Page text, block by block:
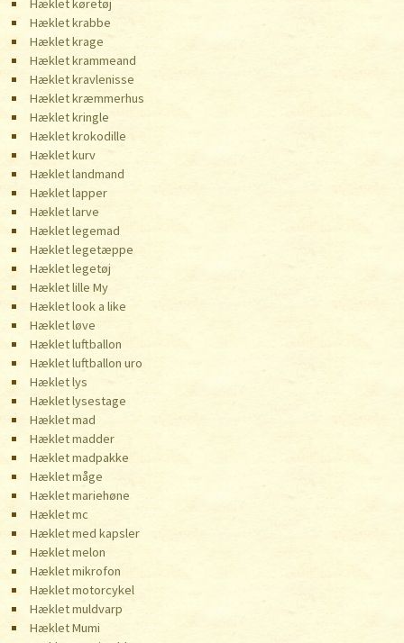
Hæklet køretøj
Hæklet krabbe
Hæklet krage
Hæklet krammeand
Hæklet kravlenisse
Hæklet kræmmerhus
Hæklet kringle
Hæklet krokodille
Hæklet kurv
Hæklet landmand
Hæklet lapper
Hæklet larve
Hæklet legemad
Hæklet legetæppe
Hæklet legetøj
Hæklet lille My
Hæklet look a like
Hæklet løve
Hæklet luftballon
Hæklet luftballon uro
Hæklet lys
Hæklet lysestage
Hæklet mad
Hæklet madder
Hæklet madpakke
Hæklet måge
Hæklet mariehøne
Hæklet mc
Hæklet med kapsler
Hæklet melon
Hæklet mikrofon
Hæklet motorcykel
Hæklet muldvarp
Hæklet Mumi